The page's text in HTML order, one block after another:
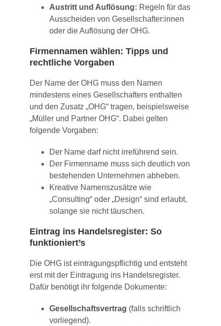
Austritt und Auflösung: Regeln für das
Ausscheiden von Gesellschafter:innen
oder die Auflösung der OHG.
Firmennamen wählen: Tipps und
rechtliche Vorgaben
Der Name der OHG muss den Namen
mindestens eines Gesellschafters enthalten
und den Zusatz „OHG“ tragen, beispielsweise
„Müller und Partner OHG“. Dabei gelten
folgende Vorgaben:
Der Name darf nicht irreführend sein.
Der Firmenname muss sich deutlich von
bestehenden Unternehmen abheben.
Kreative Namenszusätze wie
„Consulting“ oder „Design“ sind erlaubt,
solange sie nicht täuschen.
Eintrag ins Handelsregister: So
funktioniert’s
Die OHG ist eintragungspflichtig und entsteht
erst mit der Eintragung ins Handelsregister.
Dafür benötigt ihr folgende Dokumente:
Gesellschaftsvertrag (falls schriftlich
vorliegend).